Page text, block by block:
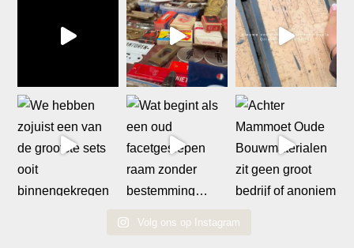
Volg ons op Instagram